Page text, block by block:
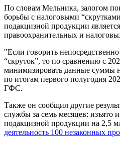
По словам Мельника, залогом
борьбы с налоговыми
подакцизной продукции
правоохранительных и
"Если говорить
“скруток”, то по сравнению с
минимизировать данные суммы
по итогам первого полугодия
ГФС.
Также он сообщил другие
службы за семь месяцев: изъято
подакцизной продукции на 2,5
деятельность 100 незаконных